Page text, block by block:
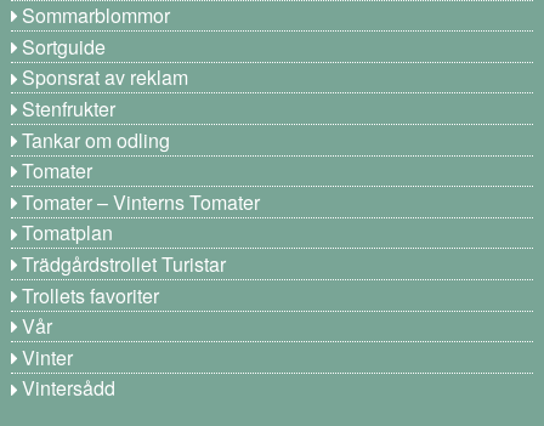
Sommarblommor
Sortguide
Sponsrat av reklam
Stenfrukter
Tankar om odling
Tomater
Tomater – Vinterns Tomater
Tomatplan
Trädgårdstrollet Turistar
Trollets favoriter
Vår
Vinter
Vintersådd